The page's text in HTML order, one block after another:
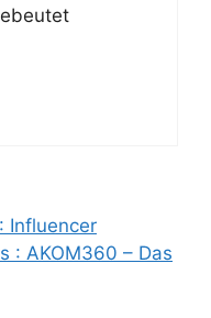
Influencer
: AKOM360 – Das